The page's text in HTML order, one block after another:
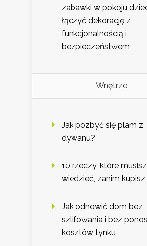
zabawki w pokoju
łączyć dekorację z
funkcjonalnością i
bezpieczeństwem
Wnętrze
Jak pozbyć się plam z
dywanu?
10 rzeczy, które musisz
wiedzieć, zanim
Jak odnowić dom bez
szlifowania i bez
kosztów tynku